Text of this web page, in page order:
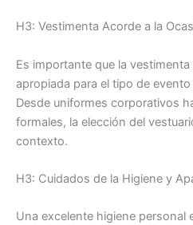
H3: Vestimenta Acorde a la
Es importante que la
apropiada para el tipo de
Desde uniformes corporativos
formales, la elección del
contexto.
H3: Cuidados de la Higiene y
Una excelente higiene personal